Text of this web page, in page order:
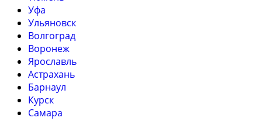
Уфа
Ульяновск
Волгоград
Воронеж
Ярославль
Астрахань
Барнаул
Курск
Самара